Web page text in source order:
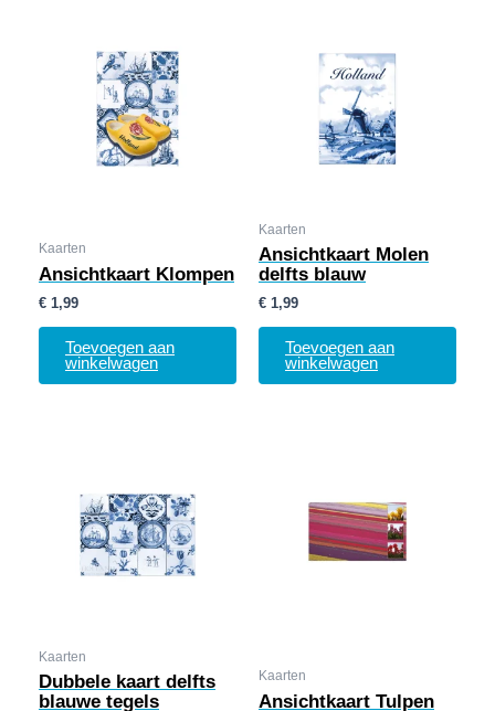
Kaarten
Ansichtkaart Klompen
€ 1,99
Toevoegen aan
winkelwagen
Kaarten
Ansichtkaart Molen
delfts blauw
€ 1,99
Toevoegen aan
winkelwagen
Kaarten
Dubbele kaart delfts
blauwe tegels
Kaarten
Ansichtkaart Tulpen